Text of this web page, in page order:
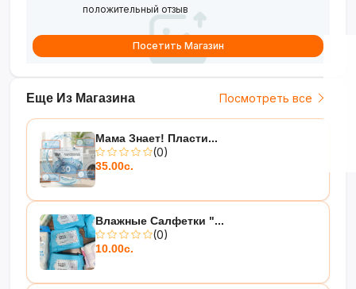
Еще Из Магазина Посмотреть все
Мама Знает! Пласти...
(0)
35.00с.
Влажные Салфетки "...
(0)
10.00с.
положительный отзыв
Посетить Магазин